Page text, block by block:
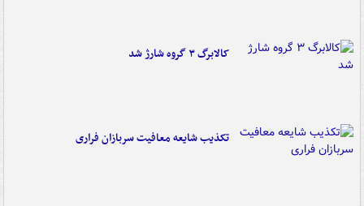
کالابرگ ۳ گروه شارژ شد
تکذیب شایعه معافیت سربازان فراری